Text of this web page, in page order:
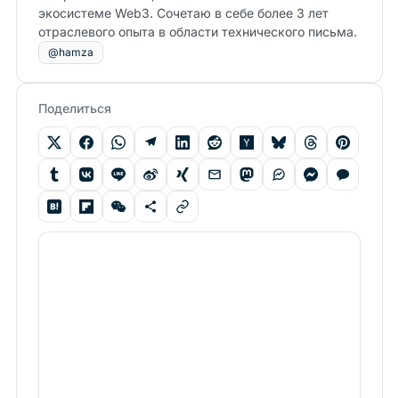
экосистеме Web3. Сочетаю в себе более 3 лет
отраслевого опыта в области технического письма.
@hamza
Поделиться